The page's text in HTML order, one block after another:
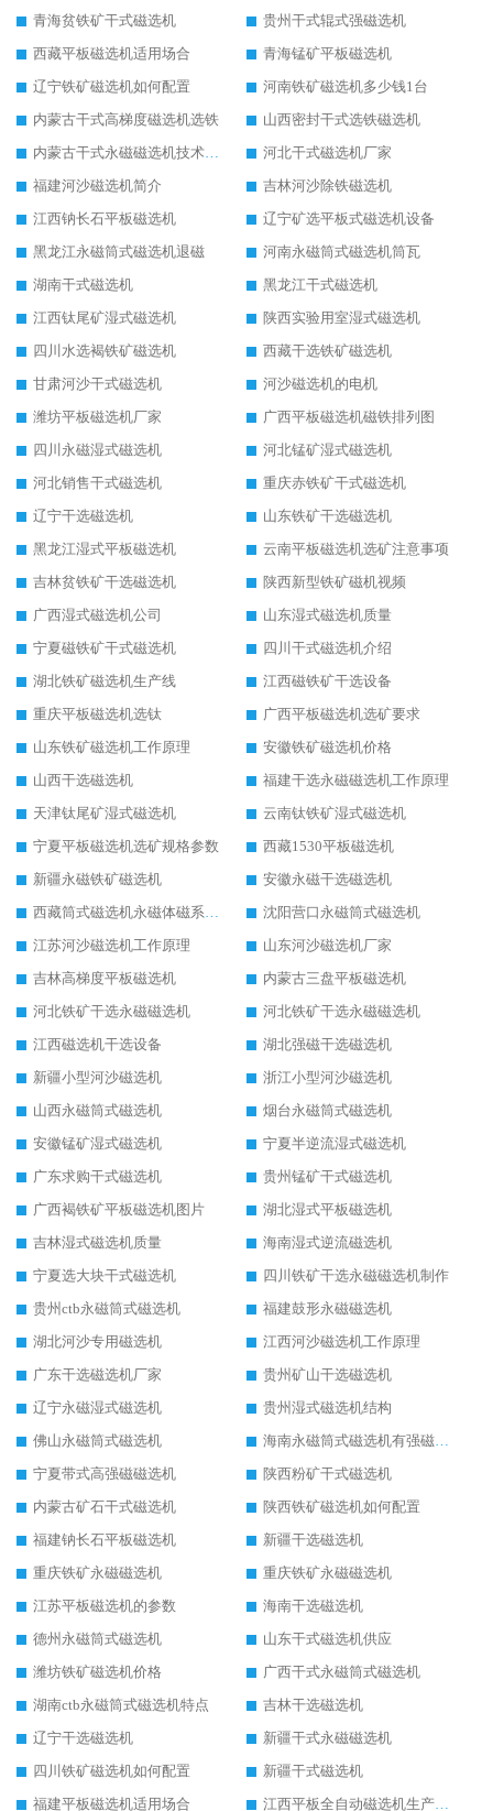
青海贫铁矿干式磁选机
贵州干式辊式强磁选机
西藏平板磁选机适用场合
青海锰矿平板磁选机
辽宁铁矿磁选机如何配置
河南铁矿磁选机多少钱1台
内蒙古干式高梯度磁选机选铁
山西密封干式选铁磁选机
内蒙古干式永磁磁选机技术要求
河北干式磁选机厂家
福建河沙磁选机简介
吉林河沙除铁磁选机
江西钠长石平板磁选机
辽宁矿选平板式磁选机设备
黑龙江永磁筒式磁选机退磁
河南永磁筒式磁选机筒瓦
湖南干式磁选机
黑龙江干式磁选机
江西钛尾矿湿式磁选机
陕西实验用室湿式磁选机
四川水选褐铁矿磁选机
西藏干选铁矿磁选机
甘肃河沙干式磁选机
河沙磁选机的电机
潍坊平板磁选机厂家
广西平板磁选机磁铁排列图
四川永磁湿式磁选机
河北锰矿湿式磁选机
河北销售干式磁选机
重庆赤铁矿干式磁选机
辽宁干选磁选机
山东铁矿干选磁选机
黑龙江湿式平板磁选机
云南平板磁选机选矿注意事项
吉林贫铁矿干选磁选机
陕西新型铁矿磁机视频
广西湿式磁选机公司
山东湿式磁选机质量
宁夏磁铁矿干式磁选机
四川干式磁选机介绍
湖北铁矿磁选机生产线
江西磁铁矿干选设备
重庆平板磁选机选钛
广西平板磁选机选矿要求
山东铁矿磁选机工作原理
安徽铁矿磁选机价格
山西干选磁选机
福建干选永磁磁选机工作原理
天津钛尾矿湿式磁选机
云南钛铁矿湿式磁选机
宁夏平板磁选机选矿规格参数
西藏1530平板磁选机
新疆永磁铁矿磁选机
安徽永磁干选磁选机
西藏筒式磁选机永磁体磁系设计
沈阳营口永磁筒式磁选机
江苏河沙磁选机工作原理
山东河沙磁选机厂家
吉林高梯度平板磁选机
内蒙古三盘平板磁选机
河北铁矿干选永磁磁选机
河北铁矿干选永磁磁选机
江西磁选机干选设备
湖北强磁干选磁选机
新疆小型河沙磁选机
浙江小型河沙磁选机
山西永磁筒式磁选机
烟台永磁筒式磁选机
安徽锰矿湿式磁选机
宁夏半逆流湿式磁选机
广东求购干式磁选机
贵州锰矿干式磁选机
广西褐铁矿平板磁选机图片
湖北湿式平板磁选机
吉林湿式磁选机质量
海南湿式逆流磁选机
宁夏选大块干式磁选机
四川铁矿干选永磁磁选机制作
贵州ctb永磁筒式磁选机
福建鼓形永磁磁选机
湖北河沙专用磁选机
江西河沙磁选机工作原理
广东干选磁选机厂家
贵州矿山干选磁选机
辽宁永磁湿式磁选机
贵州湿式磁选机结构
佛山永磁筒式磁选机
海南永磁筒式磁选机有强磁的吗
宁夏带式高强磁磁选机
陕西粉矿干式磁选机
内蒙古矿石干式磁选机
陕西铁矿磁选机如何配置
福建钠长石平板磁选机
新疆干选磁选机
重庆铁矿永磁磁选机
重庆铁矿永磁磁选机
江苏平板磁选机的参数
海南干选磁选机
德州永磁筒式磁选机
山东干式磁选机供应
潍坊铁矿磁选机价格
广西干式永磁筒式磁选机
湖南ctb永磁筒式磁选机特点
吉林干选磁选机
辽宁干选磁选机
新疆干式永磁磁选机
四川铁矿磁选机如何配置
新疆干式磁选机
福建平板磁选机适用场合
江西平板全自动磁选机生产厂家